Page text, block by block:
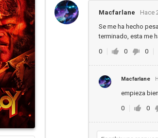
Macfarlane
Hace
Se me ha hecho
terminado, esta me
0 0 0
Macfarlane
empieza
0 0